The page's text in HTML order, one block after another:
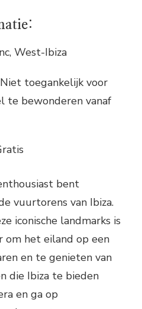
West-Ibiza
Niet toegankelijk voor
te bewonderen vanaf
bent
vuurtorens van Ibiza.
iconische landmarks is
om het eiland op een
en te genieten van
die Ibiza te bieden
en ga op